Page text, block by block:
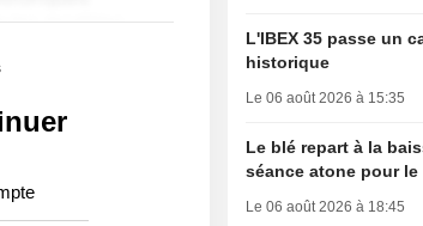
L'IBEX 35 passe un
historique
Le 06 août 2026 à 15:35
Le blé repart à la
séance atone pour
Le 06 août 2026 à 18:45